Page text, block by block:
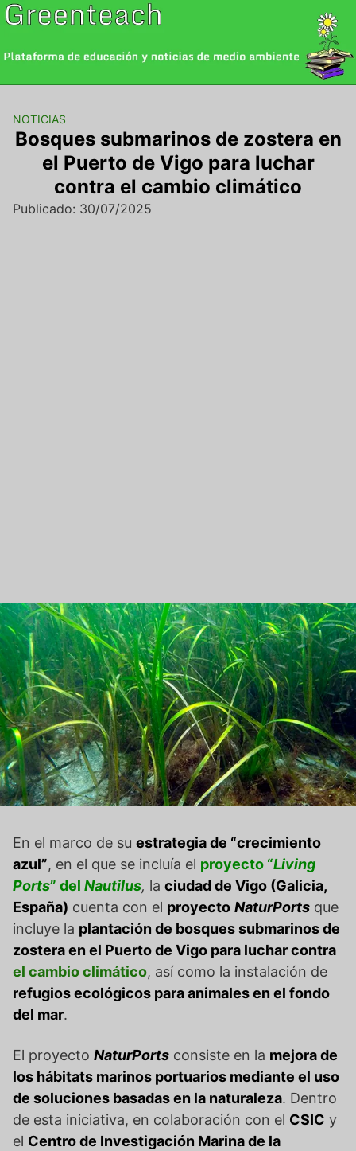
Saltar
al
NOTICIAS
Bosques submarinos de zostera en
el Puerto de Vigo para luchar
contra el cambio climático
Publicado: 30/07/2025
En el marco de su estrategia de “crecimiento
azul”, en el que se incluía el proyecto “Living
Ports” del Nautilus, la ciudad de Vigo (Galicia,
España) cuenta con el proyecto NaturPorts que
incluye la plantación de bosques submarinos de
zostera en el Puerto de Vigo para luchar contra
el cambio climático, así como la instalación de
refugios ecológicos para animales en el fondo
del mar.
El proyecto NaturPorts consiste en la mejora de
los hábitats marinos portuarios mediante el uso
de soluciones basadas en la naturaleza. Dentro
de esta iniciativa, en colaboración con el CSIC y
el Centro de Investigación Marina de la